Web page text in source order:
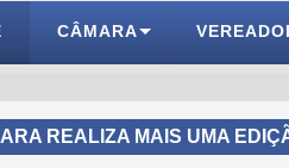
CÂMARA
REALIZA MAIS UMA